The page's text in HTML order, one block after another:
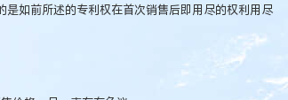
如前所述的专利权在首次销售后即用尽的权利用尽